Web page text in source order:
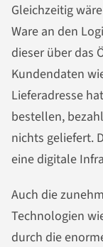
Gleichzeitig
Ware an den
dieser über das
Kundendaten
Lieferadresse
bestellen,
nichts geliefert.
eine digitale
Auch die
Technologien
durch die